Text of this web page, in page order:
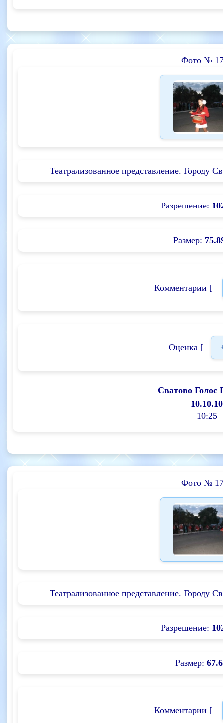
Фото №
Театрализованное представление. Городу
Разрешение:
Размер:
Комментарии [
Оценка [
Сватово Голос
10.10.10
10:25
Фото №
Театрализованное представление. Городу
Разрешение:
Размер: 67.6
Комментарии [